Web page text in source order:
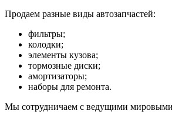
Продаем разные виды автозапчастей:
фильтры;
колодки;
элементы кузова;
тормозные диски;
амортизаторы;
наборы для ремонта.
Мы сотрудничаем с ведущими мировыми